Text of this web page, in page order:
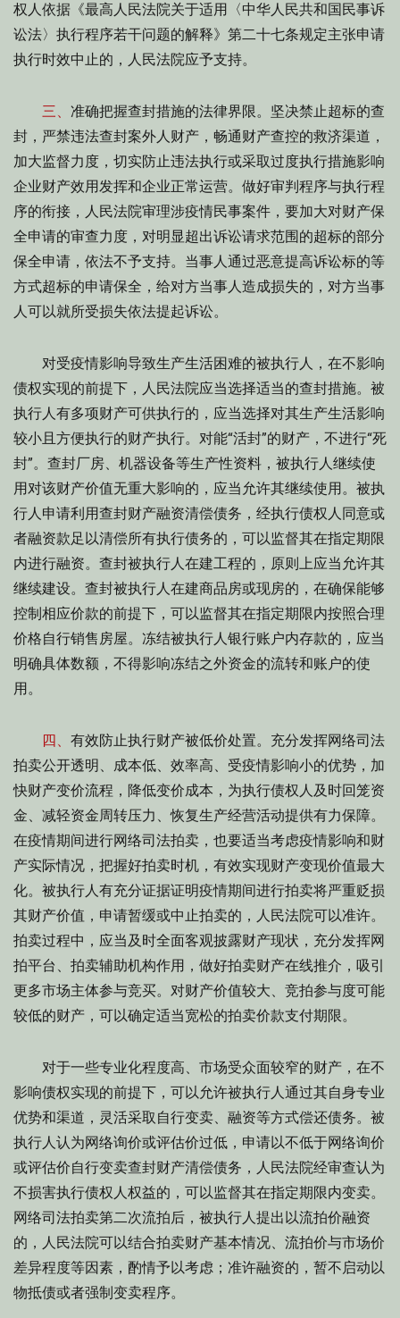
权人依据《最高人民法院关于适用〈中华人民共和国民事诉
讼法〉执行程序若干问题的解释》第二十七条规定主张申请
执行时效中止的，人民法院应予支持。
三、 准确把握查封措施的法律界限。坚决禁止超标的查
封，严禁违法查封案外人财产，畅通财产查控的救济渠道，
加大监督力度，切实防止违法执行或采取过度执行措施影响
企业财产效用发挥和企业正常运营。做好审判程序与执行程
序的衔接，人民法院审理涉疫情民事案件，要加大对财产保
全申请的审查力度，对明显超出诉讼请求范围的超标的部分
保全申请，依法不予支持。当事人通过恶意提高诉讼标的等
方式超标的申请保全，给对方当事人造成损失的，对方当事
人可以就所受损失依法提起诉讼。
对受疫情影响导致生产生活困难的被执行人，在不影响
债权实现的前提下，人民法院应当选择适当的查封措施。被
执行人有多项财产可供执行的，应当选择对其生产生活影响
较小且方便执行的财产执行。对能“活封”的财产，不进行“死
封”。查封厂房、机器设备等生产性资料，被执行人继续使
用对该财产价值无重大影响的，应当允许其继续使用。被执
行人申请利用查封财产融资清偿债务，经执行债权人同意或
者融资款足以清偿所有执行债务的，可以监督其在指定期限
内进行融资。查封被执行人在建工程的，原则上应当允许其
继续建设。查封被执行人在建商品房或现房的，在确保能够
控制相应价款的前提下，可以监督其在指定期限内按照合理
价格自行销售房屋。冻结被执行人银行账户内存款的，应当
明确具体数额，不得影响冻结之外资金的流转和账户的使
用。
四、 有效防止执行财产被低价处置。充分发挥网络司法
拍卖公开透明、成本低、效率高、受疫情影响小的优势，加
快财产变价流程，降低变价成本，为执行债权人及时回笼资
金、减轻资金周转压力、恢复生产经营活动提供有力保障。
在疫情期间进行网络司法拍卖，也要适当考虑疫情影响和财
产实际情况，把握好拍卖时机，有效实现财产变现价值最大
化。被执行人有充分证据证明疫情期间进行拍卖将严重贬损
其财产价值，申请暂缓或中止拍卖的，人民法院可以准许。
拍卖过程中，应当及时全面客观披露财产现状，充分发挥网
拍平台、拍卖辅助机构作用，做好拍卖财产在线推介，吸引
更多市场主体参与竞买。对财产价值较大、竞拍参与度可能
较低的财产，可以确定适当宽松的拍卖价款支付期限。
对于一些专业化程度高、市场受众面较窄的财产，在不
影响债权实现的前提下，可以允许被执行人通过其自身专业
优势和渠道，灵活采取自行变卖、融资等方式偿还债务。被
执行人认为网络询价或评估价过低，申请以不低于网络询价
或评估价自行变卖查封财产清偿债务，人民法院经审查认为
不损害执行债权人权益的，可以监督其在指定期限内变卖。
网络司法拍卖第二次流拍后，被执行人提出以流拍价融资
的，人民法院可以结合拍卖财产基本情况、流拍价与市场价
差异程度等因素，酌情予以考虑；准许融资的，暂不启动以
物抵债或者强制变卖程序。